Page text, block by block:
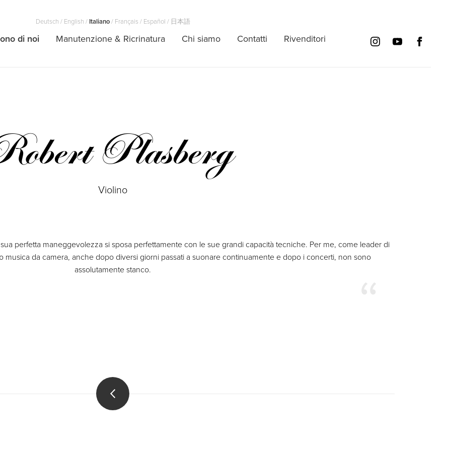
di noi Manutenzione & Ricrinatura Chi siamo Contatti Rivenditori
Deutsch / English / Italiano/ Français / Español / 日本語
Plasberg
Violino
perfetta maneggevolezza si sposa perfettamente con le sue grandi capacità tecniche. Per me, come leader di
musica da camera, anche dopo diversi giorni passati a suonare continuamente e dopo i concerti, non sono
assolutamente stanco.